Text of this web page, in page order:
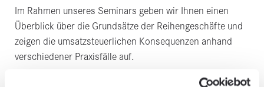
Im Rahmen unseres Seminars geben wir Ihnen einen
Überblick über die Grundsätze der Reihengeschäfte und
zeigen die umsatzsteuerlichen Konsequenzen anhand
verschiedener Praxisfälle auf.